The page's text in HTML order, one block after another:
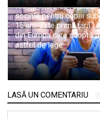
Franța interzice rețelele
sociale pentru copiii sub
15 ani. Este prima țară
din Europa care adoptă o
astfel de lege
LASĂ UN COMENTARIU